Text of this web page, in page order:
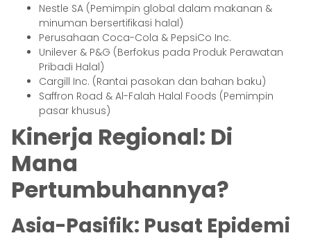
Nestle SA (Pemimpin global dalam makanan &
minuman bersertifikasi halal)
Perusahaan Coca-Cola & PepsiCo Inc.
Unilever & P&G (Berfokus pada Produk Perawatan
Pribadi Halal)
Cargill Inc. (Rantai pasokan dan bahan baku)
Saffron Road & Al-Falah Halal Foods (Pemimpin
pasar khusus)
Kinerja Regional: Di
Mana
Pertumbuhannya?
Asia-Pasifik: Pusat Epidemi